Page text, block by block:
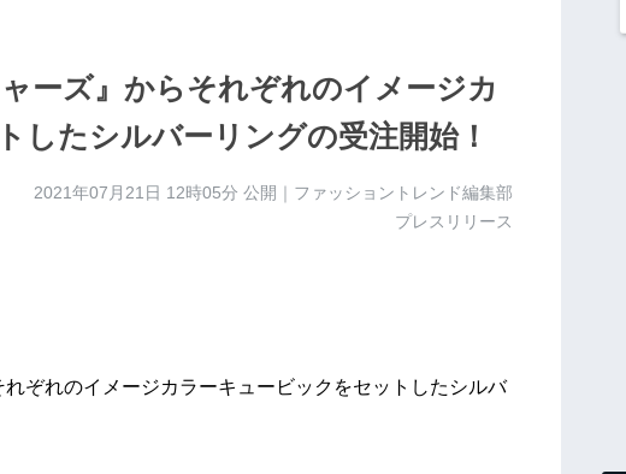
ーズ』からそれぞれのイメージカ
したシルバーリングの受注開始！
2021年07月21日 12時05分 公開｜ファッショントレンド編集部
プレスリリース
ぞれのイメージカラーキュービックをセットしたシルバ